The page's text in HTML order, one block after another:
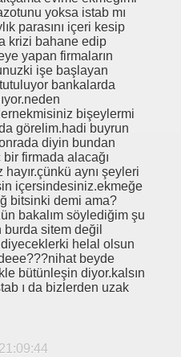
yoksa istab mı
parasını içeri kesip
krizi bahane edip
yapan firmaların
işe başlayan
bankalarda
bişeylermi
görelim.hadi buyrun
diyin bundan
firmada alacağı
aynı şeyleri
içersindesiniz.ekmeğe
bitsinki demi ama?
bakalım söylediğim şu
sitem değil
helal olsun
beyde
bütünleşin diyor.kalsın
ı da bizlerden uzak